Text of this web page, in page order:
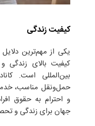
کیفیت زندگی
یکی از مهم‌ترین
کیفیت بالای زندگی
بین‌المللی است.
حمل‌ونقل مناسب،
و احترام به حقوق
جهان برای زندگی و